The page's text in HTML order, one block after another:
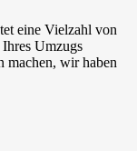
eine Vielzahl von
Umzugs
machen, wir haben